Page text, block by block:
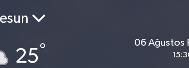
25°
06 Ağustos